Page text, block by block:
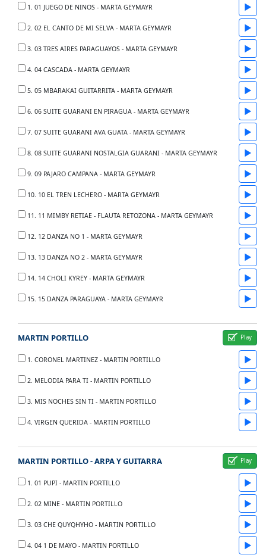
1. 01 JUEGO DE NINOS - MARTA GEYMAYR ▶
2. 02 EL CANTO DE MI SELVA - MARTA GEYMAYR ▶
3. 03 TRES AIRES PARAGUAYOS - MARTA GEYMAYR ▶
4. 04 CASCADA - MARTA GEYMAYR ▶
5. 05 MBARAKAI GUITARRITA - MARTA GEYMAYR ▶
6. 06 SUITE GUARANI EN PIRAGUA - MARTA GEYMAYR ▶
7. 07 SUITE GUARANI AVA GUATA - MARTA GEYMAYR ▶
8. 08 SUITE GUARANI NOSTALGIA GUARANI - MARTA GEYMAYR ▶
9. 09 PAJARO CAMPANA - MARTA GEYMAYR ▶
10. 10 EL TREN LECHERO - MARTA GEYMAYR ▶
11. 11 MIMBY RETIAE - FLAUTA RETOZONA - MARTA GEYMAYR ▶
12. 12 DANZA NO 1 - MARTA GEYMAYR ▶
13. 13 DANZA NO 2 - MARTA GEYMAYR ▶
14. 14 CHOLI KYREY - MARTA GEYMAYR ▶
15. 15 DANZA PARAGUAYA - MARTA GEYMAYR ▶
MARTIN PORTILLO
1. CORONEL MARTINEZ - MARTIN PORTILLO ▶
2. MELODIA PARA TI - MARTIN PORTILLO ▶
3. MIS NOCHES SIN TI - MARTIN PORTILLO ▶
4. VIRGEN QUERIDA - MARTIN PORTILLO ▶
MARTIN PORTILLO - ARPA Y GUITARRA
1. 01 PUPI - MARTIN PORTILLO ▶
2. 02 MINE - MARTIN PORTILLO ▶
3. 03 CHE QUYQHYHO - MARTIN PORTILLO ▶
4. 04 1 DE MAYO - MARTIN PORTILLO ▶